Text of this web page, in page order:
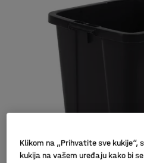
Klikom na „Prihvatite sve kukije“,
kukija na vašem uređaju kako bi